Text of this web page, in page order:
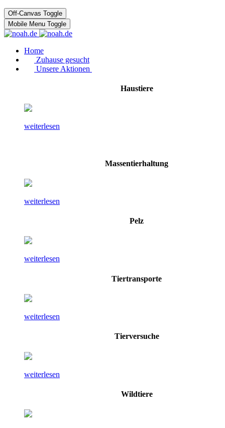
Off-Canvas Toggle
Mobile Menu Toggle
Home
Zuhause gesucht
Unsere Aktionen
Haustiere
weiterlesen
Massentierhaltung
weiterlesen
Pelz
weiterlesen
Tiertransporte
weiterlesen
Tierversuche
weiterlesen
Wildtiere